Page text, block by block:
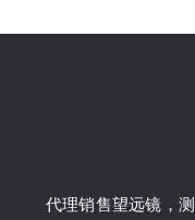
代理销售望远镜，